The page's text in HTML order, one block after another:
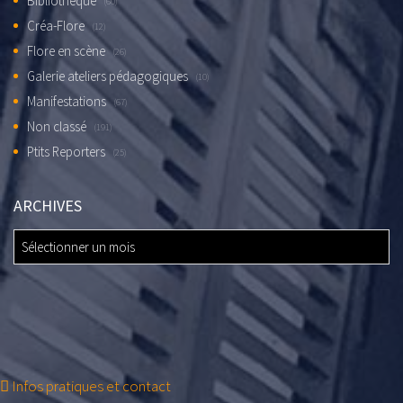
Créa-Flore (12)
Flore en scène (26)
Galerie ateliers pédagogiques (10)
Manifestations (67)
Non classé (191)
Ptits Reporters (25)
ARCHIVES
ARCHIVES
Infos pratiques et contact